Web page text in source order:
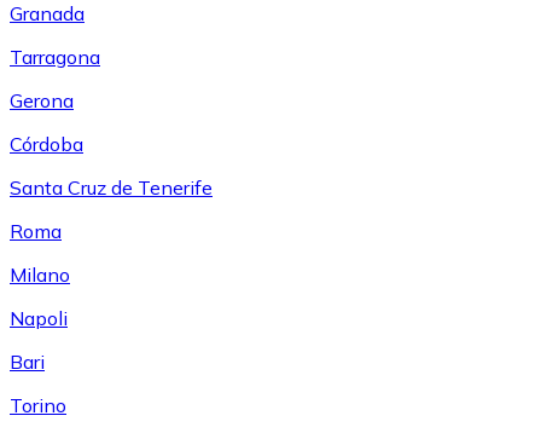
Granada
Tarragona
Gerona
Córdoba
Santa Cruz de Tenerife
Roma
Milano
Napoli
Bari
Torino